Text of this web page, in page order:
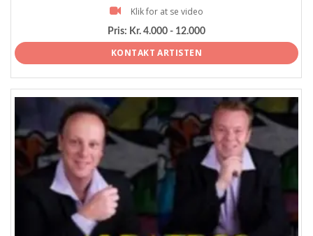
Klik for at se video
Pris: Kr. 4.000 - 12.000
KONTAKT ARTISTEN